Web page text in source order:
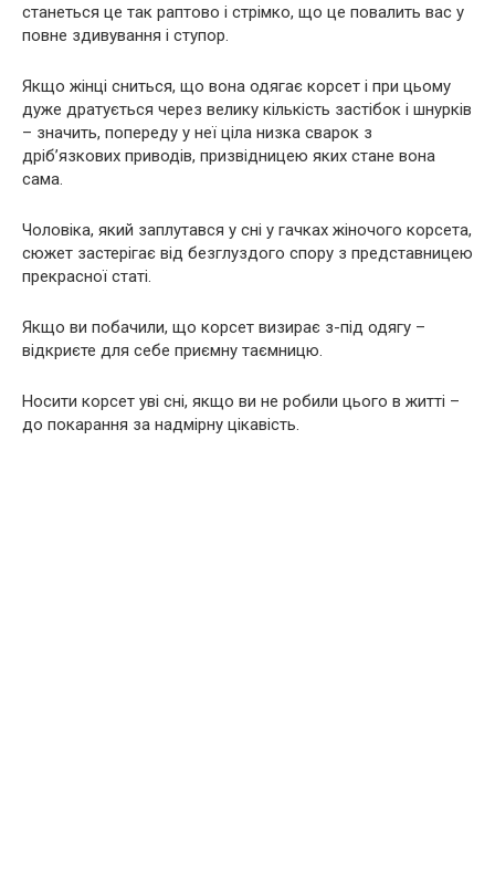
станеться це так раптово і стрімко, що це повалить вас у
повне здивування і ступор.
Якщо жінці сниться, що вона одягає корсет і при цьому
дуже дратується через велику кількість застібок і шнурків
– значить, попереду у неї ціла низка сварок з
дріб’язкових приводів, призвідницею яких стане вона
сама.
Чоловіка, який заплутався у сні у гачках жіночого корсета,
сюжет застерігає від безглуздого спору з представницею
прекрасної статі.
Якщо ви побачили, що корсет визирає з-під одягу –
відкриєте для себе приємну таємницю.
Носити корсет уві сні, якщо ви не робили цього в житті –
до покарання за надмірну цікавість.